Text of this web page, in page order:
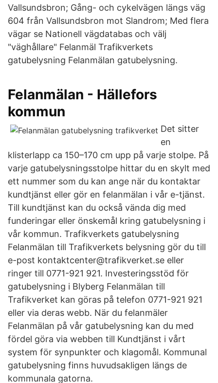
Vallsundsbron; Gång- och cykelvägen längs väg
604 från Vallsundsbron mot Slandrom; Med flera
vägar se Nationell vägdatabas och välj
"väghållare" Felanmäl Trafikverkets
gatubelysning Felanmälan gatubelysning.
Felanmälan - Hällefors
kommun
Det sitter
en
klisterlapp ca 150–170 cm upp på varje stolpe. På
varje gatubelysningsstolpe hittar du en skylt med
ett nummer som du kan ange när du kontaktar
kundtjänst eller gör en felanmälan i vår e-tjänst.
Till kundtjänst kan du också vända dig med
funderingar eller önskemål kring gatubelysning i
vår kommun. Trafikverkets gatubelysning
Felanmälan till Trafikverkets belysning gör du till
e-post kontaktcenter@trafikverket.se eller
ringer till 0771-921 921. Investeringsstöd för
gatubelysning i Blyberg Felanmälan till
Trafikverket kan göras på telefon 0771-921 921
eller via deras webb. När du felanmäler
Felanmälan på vår gatubelysning kan du med
fördel göra via webben till Kundtjänst i vårt
system för synpunkter och klagomål. Kommunal
gatubelysning finns huvudsakligen längs de
kommunala gatorna.